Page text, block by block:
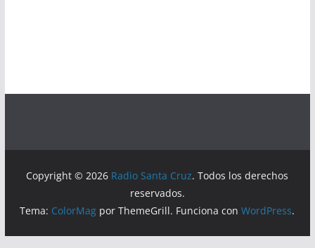
Copyright © 2026 Radio Santa Cruz. Todos los derechos
reservados.
Tema: ColorMag por ThemeGrill. Funciona conWordPress.